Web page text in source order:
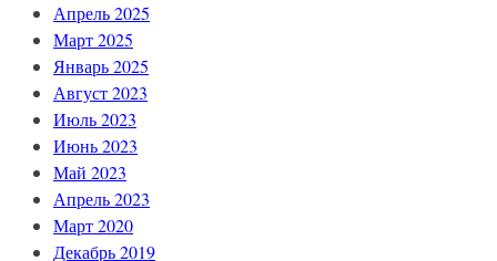
Апрель 2025
Март 2025
Январь 2025
Август 2023
Июль 2023
Июнь 2023
Май 2023
Апрель 2023
Март 2020
Декабрь 2019